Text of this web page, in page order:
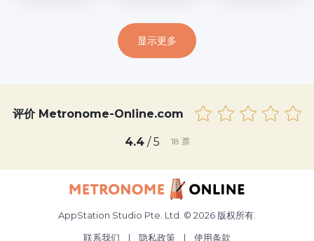
显示更多
评价 Metronome-Online.com
4.4/ 5 18 票
AppStation Studio Pte. Ltd. © 2026 版权所有.
联系我们
| 隐私政策 | 使用条款